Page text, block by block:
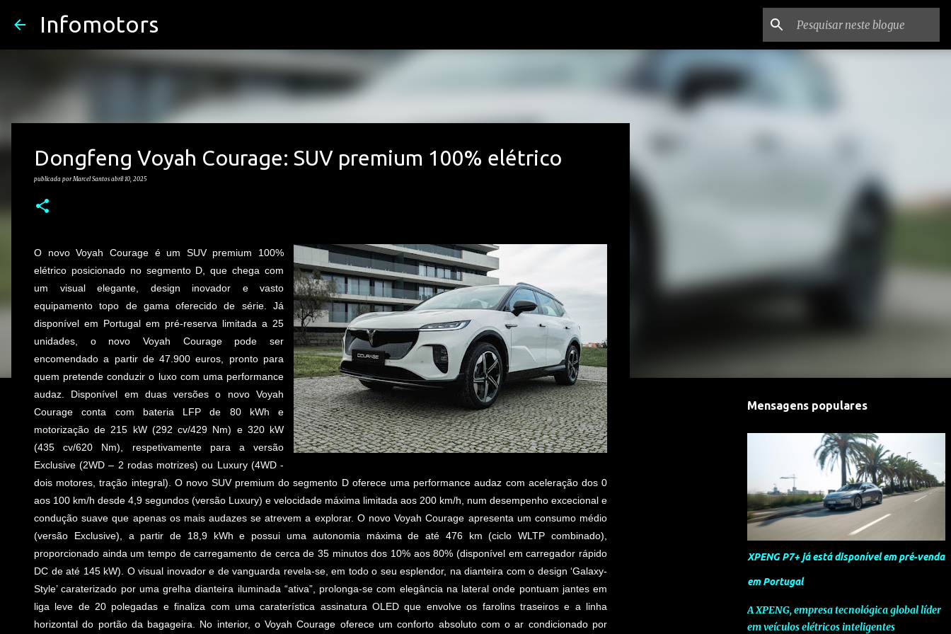
Infomotors
Dongfeng Voyah Courage: SUV premium 100% elétrico
publicada porMarcel Santos abril 10, 2025
O novo Voyah Courage é um SUV premium 100%
elétrico posicionado no segmento D, que chega com
um visual elegante, design inovador e vasto
equipamento topo de gama oferecido de série. Já
disponível em Portugal em pré-reserva limitada a 25
unidades, o novo Voyah Courage pode ser
encomendado a partir de 47.900 euros, pronto para
quem pretende conduzir o luxo com uma performance
audaz. Disponível em duas versões o novo Voyah
Courage conta com bateria LFP de 80 kWh e
motorização de 215 kW (292 cv/429 Nm) e 320 kW
(435 cv/620 Nm), respetivamente para a versão
Exclusive (2WD – 2 rodas motrizes) ou Luxury (4WD -
dois motores, tração integral). O novo SUV premium do segmento D oferece uma performance audaz com aceleração dos 0
aos 100 km/h desde 4,9 segundos (versão Luxury) e velocidade máxima limitada aos 200 km/h, num desempenho excecional e
condução suave que apenas os mais audazes se atrevem a explorar. O novo Voyah Courage apresenta um consumo médio
(versão Exclusive), a partir de 18,9 kWh e possui uma autonomia máxima de até 476 km (ciclo WLTP combinado),
proporcionado ainda um tempo de carregamento de cerca de 35 minutos dos 10% aos 80% (disponível em carregador rápido
DC de até 145 kW). O visual inovador e de vanguarda revela-se, em todo o seu esplendor, na dianteira com o design ‘Galaxy-
Style’ caraterizado por uma grelha dianteira iluminada “ativa”, prolonga-se com elegância na lateral onde pontuam jantes em
liga leve de 20 polegadas e finaliza com uma caraterística assinatura OLED que envolve os farolins traseiros e a linha
horizontal do portão da bagageira. No interior, o Voyah Courage oferece um conforto absoluto com o ar condicionado por
Mensagens populares
XPENG P7+ já está disponível em pré-venda
em Portugal
A XPENG, empresa tecnológica global líder
em veículos elétricos inteligentes